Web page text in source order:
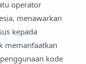
operator
menawarkan
kepada
memanfaatkan
kode